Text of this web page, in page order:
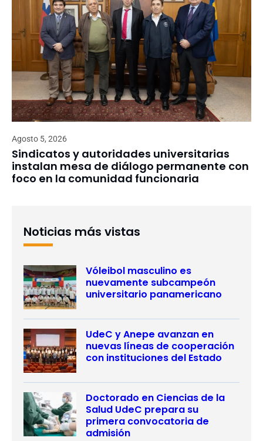
Agosto 5, 2026
Sindicatos y autoridades universitarias
instalan mesa de diálogo permanente con
foco en la comunidad funcionaria
Noticias más vistas
Vóleibol masculino es
nuevamente subcampeón
universitario panamericano
UdeC y Anepe avanzan en
nuevas líneas de cooperación
con instituciones del Estado
Doctorado en Ciencias de la
Salud UdeC prepara su
primera convocatoria de
admisión